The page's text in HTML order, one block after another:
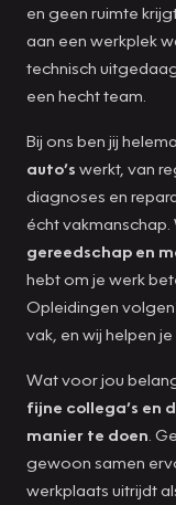
en geen ruimte
aan een werkplek
technisch
een hecht team.
Bij ons ben jij
auto’s werkt, van
diagnoses en
écht
gereedschap en
hebt om je werk
Opleidingen
vak, en wij helpen je
Wat voor jou
fijne collega’s en
manier te doen .
gewoon samen
werkplaats uitrijdt